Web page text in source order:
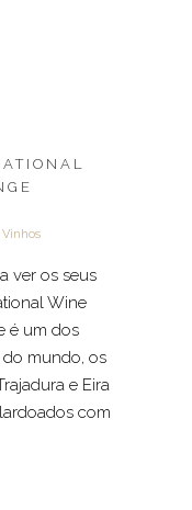
Vinhos
ver os seus
Wine
é um dos
mundo, os
e Eira
com